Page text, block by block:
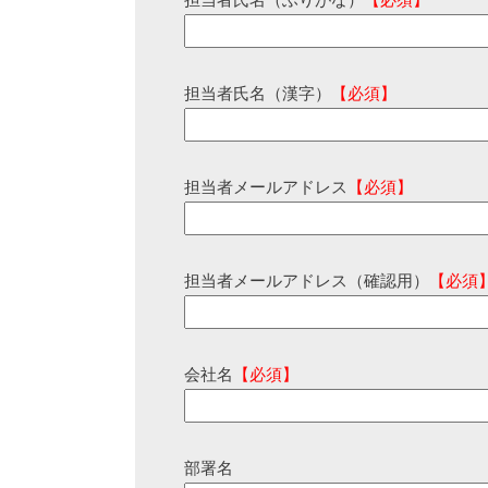
担当者氏名（漢字） 【必須】
担当者メールアドレス 【必須】
担当者メールアドレス（確認用） 【必須
会社名 【必須】
部署名